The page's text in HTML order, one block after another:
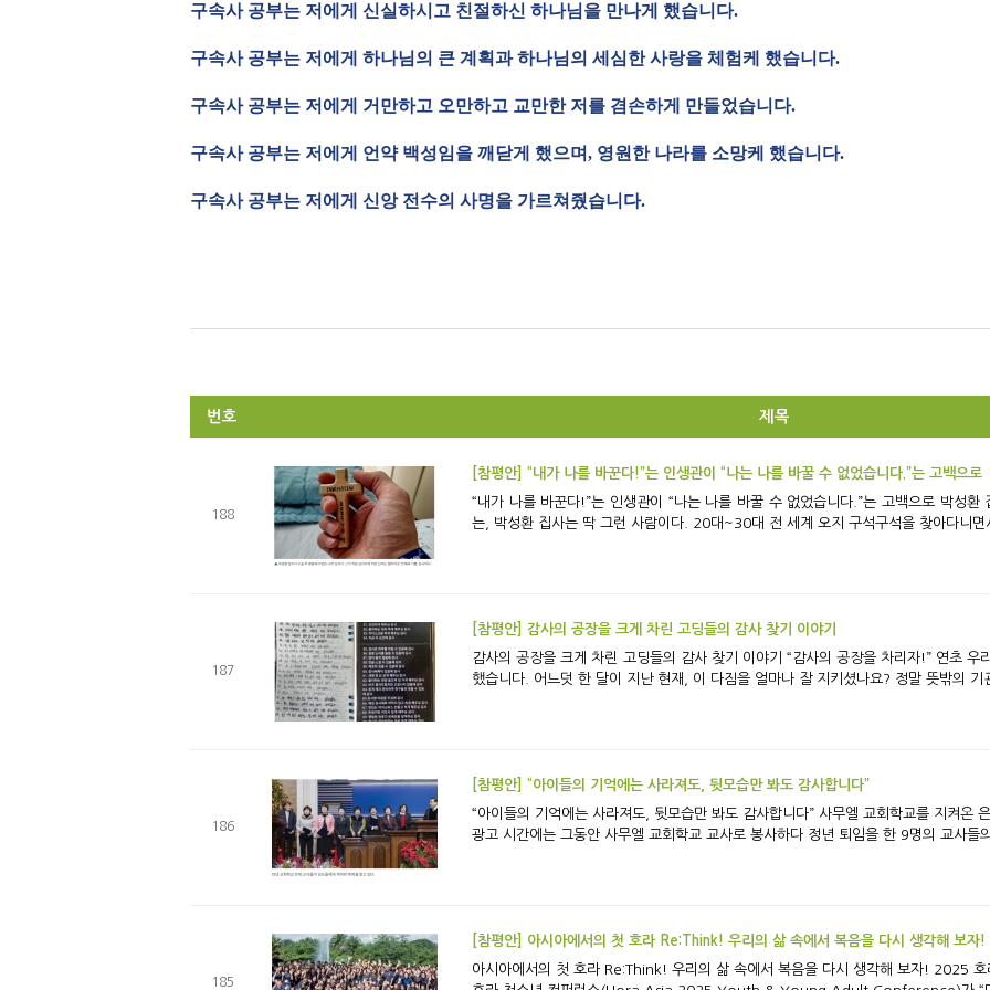
구속사 공부는 저에게 신실하시고 친절하신 하나님을 만나게 했습니다.
구속사 공부는 저에게 하나님의 큰 계획과 하나님의 세심한 사랑을 체험케 했습니다.
구속사 공부는 저에게 거만하고 오만하고 교만한 저를 겸손하게 만들었습니다.
구속사 공부는 저에게 언약 백성임을 깨닫게 했으며, 영원한 나라를 소망케 했습니다.
구속사 공부는 저에게 신앙 전수의 사명을 가르쳐줬습니다.
번호 제목
188
[참평안] “내가 나를 바꾼다!”는 인생관이 “나는 나를 바꿀 수 없었습니다.”는 고백으로
“내가 나를 바꾼다!”는 인생관이 “나는 나를 바꿀 수 없었습니다.”는 고백으로 박성환 집사 뇌종양 투병 기
는, 박성환 집사는 딱 그런 사람이다. 20대~30대 전 세계 오지 구석구석을 찾아다니면
187
[참평안] 감사의 공장을 크게 차린 고딩들의 감사 찾기 이야기
감사의 공장을 크게 차린 고딩들의 감사 찾기 이야기 “감사의 공장을 차리자!” 연초 우리 평강의 식구들은 이 같은 다짐으로 새해를 맞이
했습니다. 어느덧 한 달이 지난 현재, 이 다짐을 얼마나 잘 지키셨나요? 정말 뜻밖의 기
186
[참평안] “아이들의 기억에는 사라져도, 뒷모습만 봐도 감사합니다”
“아이들의 기억에는 사라져도, 뒷모습만 봐도 감사합니다” 사무엘 교회학교를 지켜온 은퇴 교사 3인의 회고
광고 시간에는 그동안 사무엘 교회학교 교사로 봉사하다 정년 퇴임을 한 9명의 교사들
185
[참평안] 아시아에서의 첫 호라 Re:Think! 우리의 삶 속에서 복음을 다시 생각해 보자!
아시아에서의 첫 호라 Re:Think! 우리의 삶 속에서 복음을 다시 생각해 보자! 2025 호라 아시아 청소년 컨퍼런스 아시아에서 처음 열린